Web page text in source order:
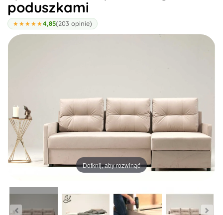
poduszkami
★★★★★4,85(203 opinie)
Dotknij, aby rozwinąć